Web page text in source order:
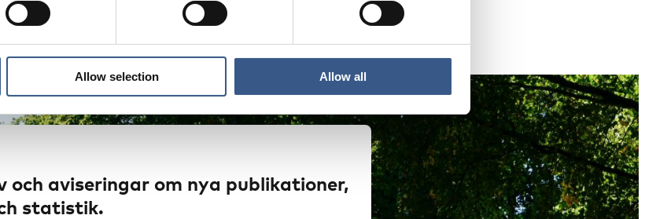
Allow selection Allow all
och aviseringar om nya publikationer,
statistik.